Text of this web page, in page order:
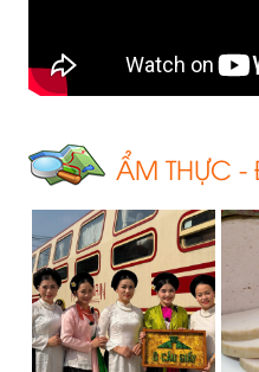
ẨM THỰC